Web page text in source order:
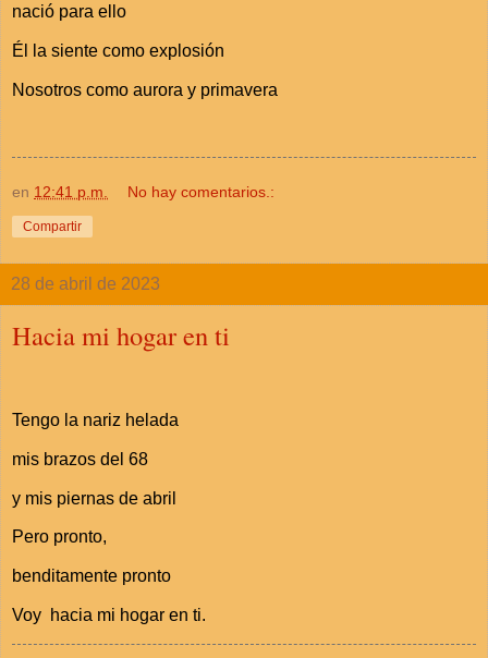
nació para ello
Él la siente como explosión
Nosotros como aurora y primavera
en 12:41 p.m. No hay comentarios.:
Compartir
28 de abril de 2023
Hacia mi hogar en ti
Tengo la nariz helada
mis brazos del 68
y mis piernas de abril
Pero pronto,
benditamente pronto
Voy hacia mi hogar en ti.